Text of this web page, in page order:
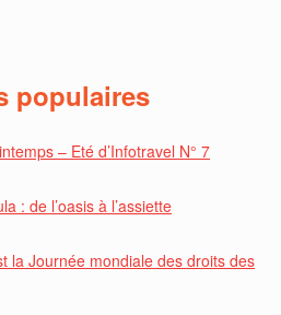
populaires
– Eté d’Infotravel N° 7
: de l’oasis à l’assiette
la Journée mondiale des droits des